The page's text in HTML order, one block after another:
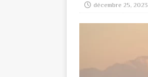
décembre 25, 2023